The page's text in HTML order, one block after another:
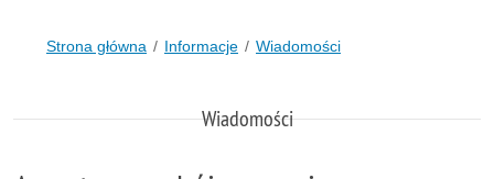
Strona główna Informacje Wiadomości
Wiadomości